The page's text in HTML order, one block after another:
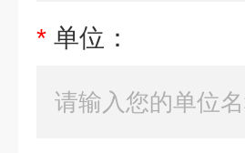
* 单位：